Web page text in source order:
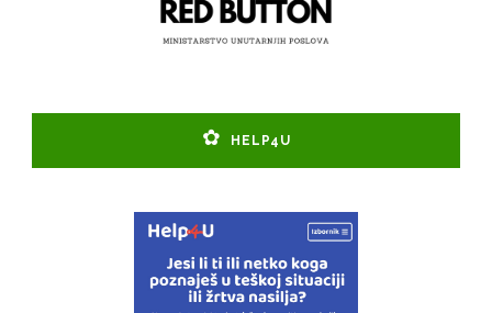
HELP4U